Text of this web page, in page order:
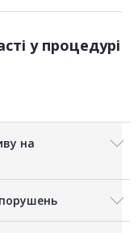
у процедурі
на